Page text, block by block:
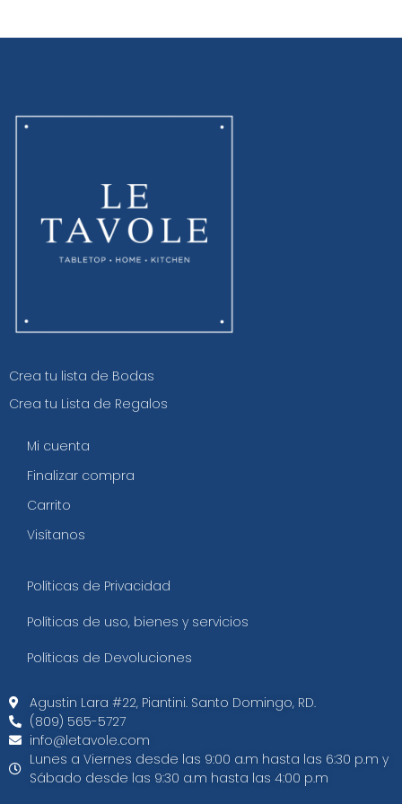
Crea tu lista de Bodas
Crea tu Lista de Regalos
Mi cuenta
Finalizar compra
Carrito
Visítanos
Políticas de Privacidad
Políticas de uso, bienes y servicios
Políticas de Devoluciones
Agustin Lara #22, Piantini. Santo Domingo, RD.
(809) 565-5727
info@letavole.com
Lunes a Viernes desde las 9:00 a.m hasta las 6:30 p.m y
Sábado desde las 9:30 a.m hasta las 4:00 p.m